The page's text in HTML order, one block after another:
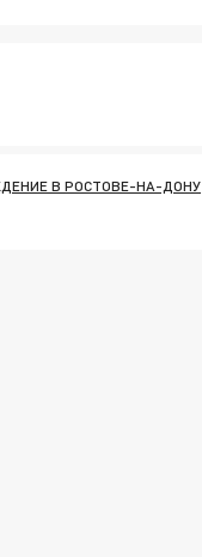
В РОСТОВЕ-НА-ДОНУ